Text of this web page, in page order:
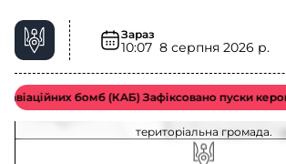
Зараз
10:07 8 серпня 2026 р.
бомб (КАБ) Зафіксовано пуски
Спалахи хвороби у Якимівська
громада – актуальна
Оновлення щодо спалахів хвороби у
територіальна громада.